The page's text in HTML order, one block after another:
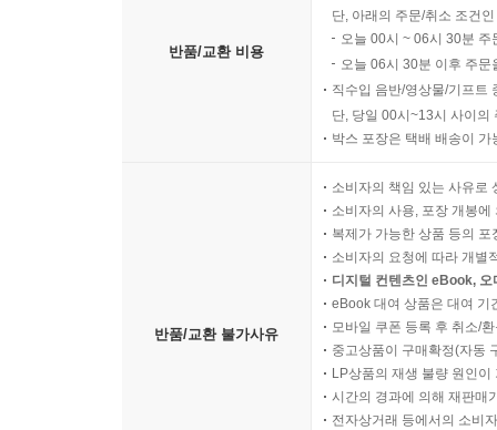
반품/교환 비용
단, 아래의 주문/취소 조건
오늘 00시 ~ 06시 30분
오늘 06시 30분 이후 주
직수입 음반/영상물/기프트
단, 당일 00시~13시 사이의
박스 포장은 택배 배송이
반품/교환 불가사유
소비자의 책임 있는 사유로
소비자의 사용, 포장 개봉
복제가 가능한 상품 등의
소비자의 요청에 따라 개별
디지털 컨텐츠인 eBook,
eBook 대여 상품은 대여 기
모바일 쿠폰 등록 후 취소/
중고상품이 구매확정(자동
LP상품의 재생 불량 원인
시간의 경과에 의해 재판매
전자상거래 등에서의 소비